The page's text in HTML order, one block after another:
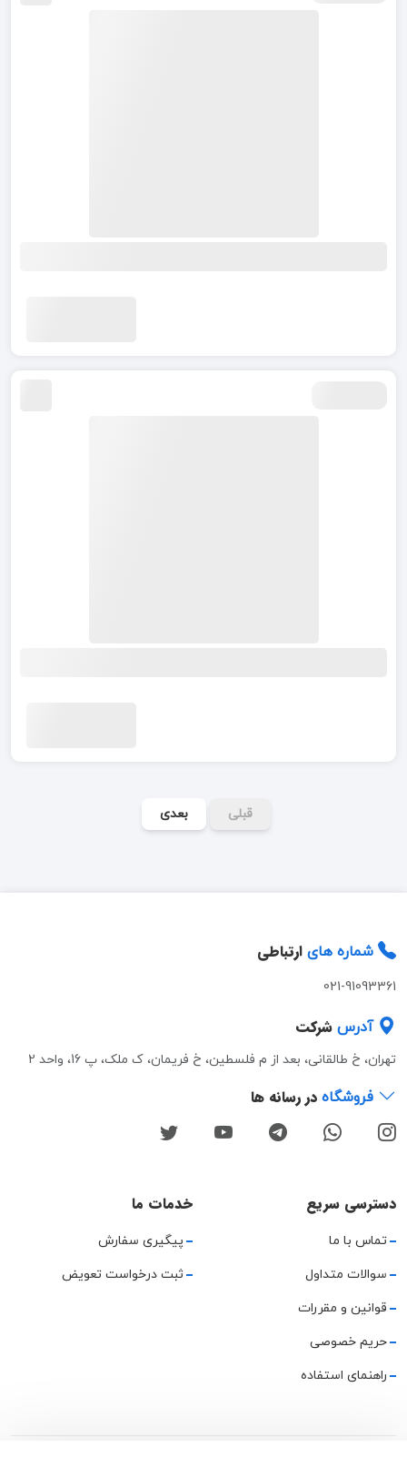
قبلی بعدی
شماره های ارتباطی
021-91093361
آدرس شرکت
تهران، خ طالقانی، بعد از م فلسطین، خ فریمان، ک ملک، پ 16، واحد 2
فروشگاه در رسانه ها
دسترسی سریع
تماس با ما
سوالات متداول
قوانین و مقررات
حریم خصوصی
راهنمای استفاده
خدمات ما
پیگیری سفارش
ثبت درخواست تعویض